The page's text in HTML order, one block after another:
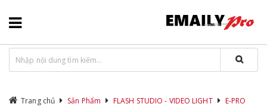
Trang chủ Sản Phẩm FLASH STUDIO - VIDEO LIGHT
E-PRO